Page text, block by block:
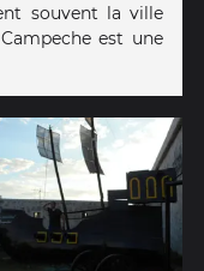
souvent la ville
est une